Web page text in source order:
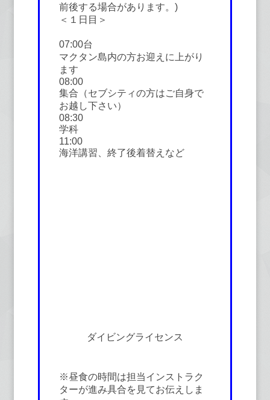
前後する場合があります。)
＜１日目＞
07:00台
マクタン島内の方お迎えに上がり
ます
08:00
集合（セブシティの方はご自身で
お越し下さい）
08:30
学科
11:00
海洋講習、終了後着替えなど
ダイビングライセンス
※昼食の時間は担当インストラク
ターが進み具合を見てお伝えしま